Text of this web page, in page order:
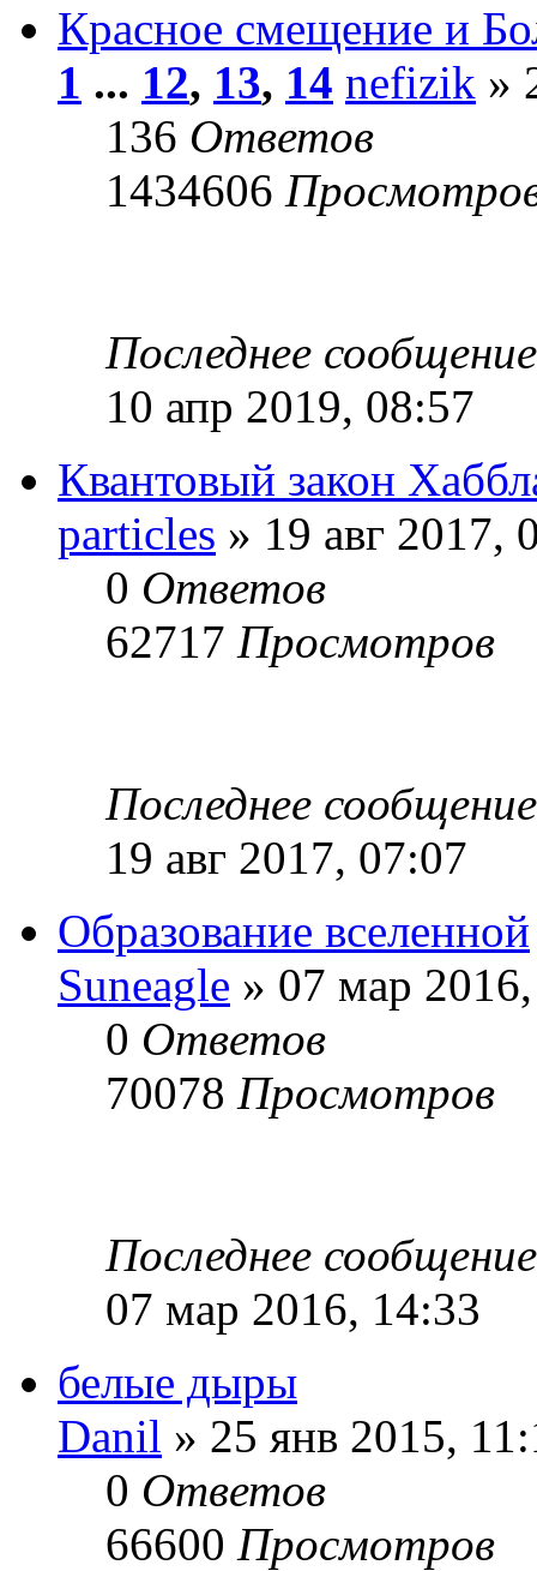
Красное смещение и
1 ... 12, 13, 14 nefizik »
136 Ответов
1434606
Последнее
10 апр 2019, 08:57
Квантовый закон
particles » 19 авг 2017,
0 Ответов
62717 Просмотров
Последнее
19 авг 2017, 07:07
Образование вселенной
Suneagle » 07 мар
0 Ответов
70078 Просмотров
Последнее
07 мар 2016, 14:33
белые дыры
Danil » 25 янв 2015,
0 Ответов
66600 Просмотров